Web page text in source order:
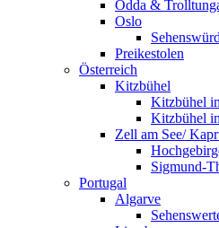
Odda &
Oslo
Preikestolen
Österreich
Kitzbühel
Kitzbühel
Kitzbühel
Zell am See/
Sigmund-
Portugal
Algarve